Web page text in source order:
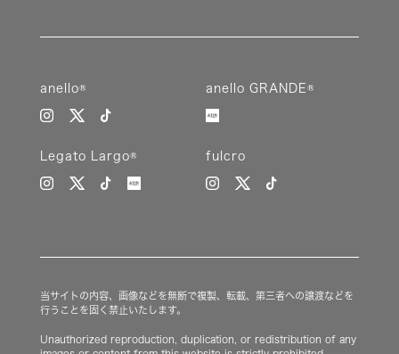
anello® anello GRANDE®
Legato Largo® fulcro
当サイトの内容、画像などを無断で複製、転載、第三者への譲渡などを
行うことを固く禁止いたします。
Unauthorized reproduction, duplication, or redistribution of any